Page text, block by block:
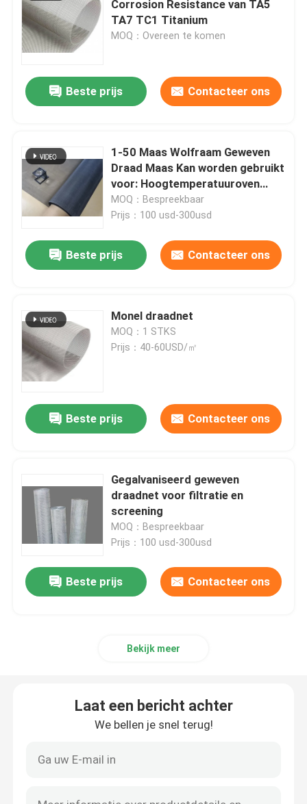
Laat een bericht achter
We bellen je snel terug!
VERZENDEN
Draagmat
Corrosion Resistance van TA5
TA7 TC1 Titanium
MOQ：Overeen te komen
Beste prijs Contacteer ons
1-50 Maas Wolfraam Geweven
Draad Maas Kan worden gebruikt
voor: Hoogtemperatuuroven
Load-Bearing
MOQ：Bespreekbaar
Prijs：100 usd-300usd
Beste prijs Contacteer ons
Monel draadnet
MOQ：1 STKS
Prijs：40-60USD/㎡
Beste prijs Contacteer ons
Gegalvaniseerd geweven
draadnet voor filtratie en
screening
MOQ：Bespreekbaar
Prijs：100 usd-300usd
Beste prijs Contacteer ons
Bekijk meer
Laat een bericht achter
We bellen je snel terug!